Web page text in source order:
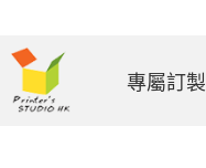
專屬訂製